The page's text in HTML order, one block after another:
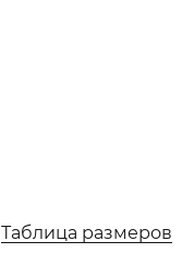
Таблица размеров